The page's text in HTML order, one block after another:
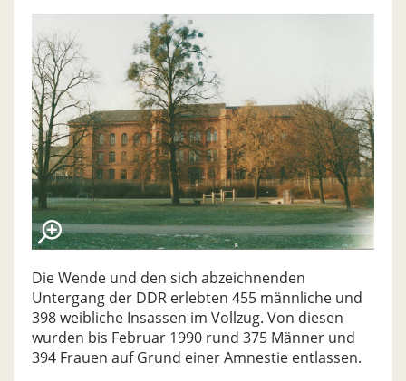
Die Wende und den sich abzeichnenden
Untergang der DDR erlebten 455 männliche und
398 weibliche Insassen im Vollzug. Von diesen
wurden bis Februar 1990 rund 375 Männer und
394 Frauen auf Grund einer Amnestie entlassen.